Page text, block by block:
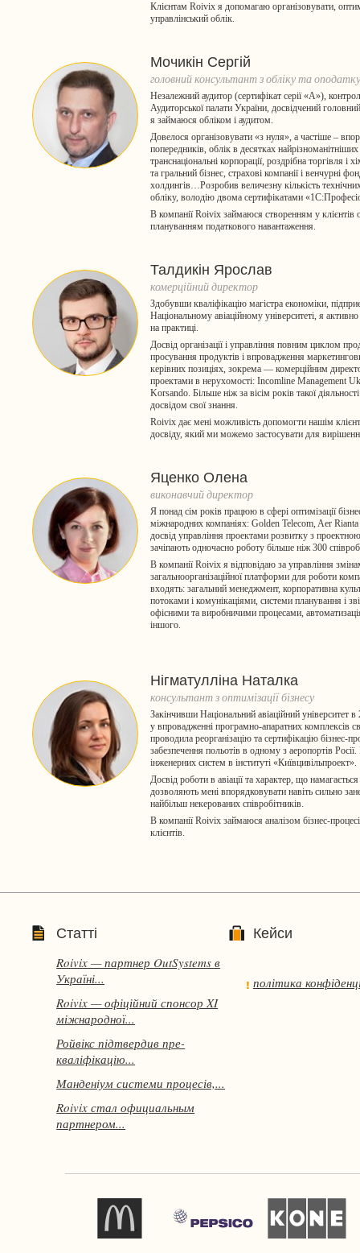
Клієнтам Roivix я допомагаю організовувати,
управлінський облік.
Мочикін Сергій
головний консультант з обліку та
Незалежний аудитор (сертифікат серії «А»),
Аудиторської палати України, досвідчений
я займаюся обліком і аудитом.
Довелося організовувати «з нуля», а частіше –
попередників, облік в десятках
транснаціональні корпорації, роздрібна торгівля і
та гральний бізнес, страхові компанії і венчурні
холдингів…Розробив величезну кількість
обліку, володію двома сертифікатами
В компанії Roivix займаюся створенням у клієнтів
плануванням податкового навантаження.
Талдикін Ярослав
комерційний директор
Здобувши кваліфікацію магістра економіки,
Національному авіаційному університеті, я
на практиці.
Досвід організації і управління повним циклом
просування продуктів і впровадження
керівних позиціях, зокрема — комерційним
проектами в нерухомості: Incomline Management
Korsando. Більше ніж за вісім років такої
досвідом свої знання.
Roivix дає мені можливість допомогти нашім
досвіду, який ми можемо застосувати для
Яценко Олена
виконавчий директор
Я понад сім років працюю в сфері оптимізації
міжнародних компаніях: Golden Telecom, Aer
досвід управління проектами розвитку з
зачіпають одночасно роботу більше ніж 300
В компанії Roivix я відповідаю за управління
загальноорганізаційної платформи для роботи
входять: загальний менеджмент, корпоративна
потоками і комунікаціями, системи планування і
офісними та виробничими процесами,
іншого.
Нігматулліна Наталка
консультант з оптимізації бізнесу
Закінчивши Національний авіаційний університет
у впровадженні програмно-апаратних комплексів
проводила реорганізацію та сертифікацію бізнес-
забезпечення польотів в одному з аеропортів
інженерних систем в інституті «Київцивільпроект».
Досвід роботи в авіації та характер, що
дозволяють мені впорядковувати навіть сильно
найбільш некерованих співробітників.
В компанії Roivix займаюся аналізом бізнес-
клієнтів.
Статті
Roivix — партнер OutSystems в
Україні...
Roivix — офіційний спонсор XI
міжнародної...
Ройвікс підтвердив пре-
кваліфікацію...
Манденіум системи процесів,...
Roivix стал официальным
партнером...
Кейси
політика